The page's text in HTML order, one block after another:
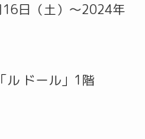
日（土）～2024年
ル ドール」1階